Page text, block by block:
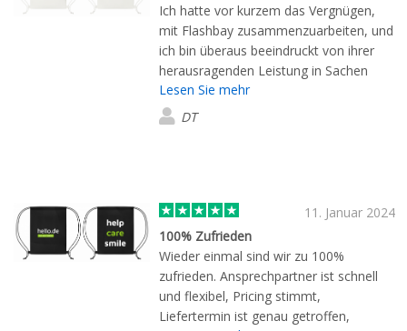
Ich hatte vor kurzem das Vergnügen,
mit Flashbay zusammenzuarbeiten, und
ich bin überaus beeindruckt von ihrer
herausragenden Leistung in Sachen
Kundenservice und Produktqualität.
Flashbay zeichnet sich nicht nur durch
ihre beeindruckende Freundlichkeit aus,
stets prompte und professionelle
Antworten. Dies schafft eine äußerst
angenehme Erfahrung für den Kunden
und verdeutlicht, dass Flashbay großen
Wert auf die Zufriedenheit ihrer Kunden
legt. Die gelieferten Produkte von
Lesen Sie mehr
DT
11. Januar 2024
100% Zufrieden
Wieder einmal sind wir zu 100%
zufrieden. Ansprechpartner ist schnell
und flexibel, Pricing stimmt,
Liefertermin ist genau getroffen,